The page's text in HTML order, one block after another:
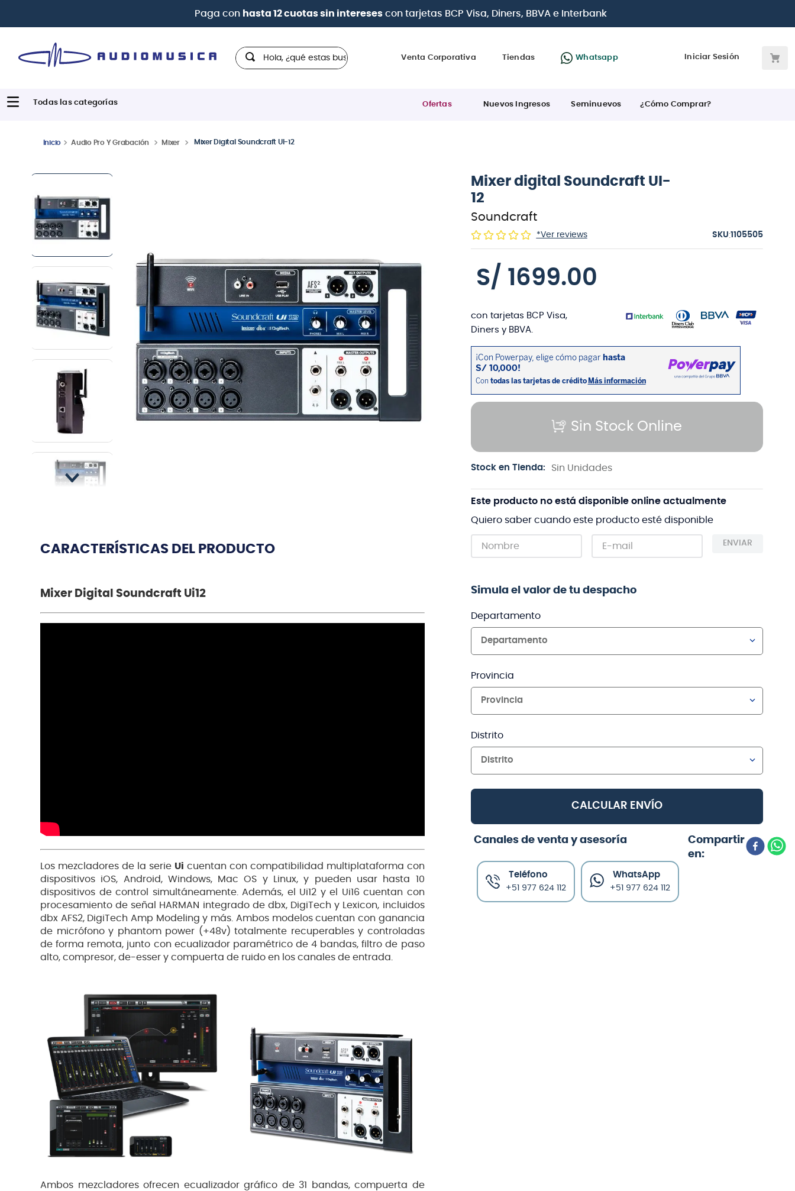
Paga con hasta 12 cuotas sin interesescon tarjetas BCP Visa, Diners, BBVA e Interbank
Hola, ¿qué estas buscando?
Venta Corporativa Tiendas Whatsapp Iniciar Sesión
Ofertas Nuevos Ingresos Seminuevos ¿Cómo Comprar?
Audio Pro Y Grabación Mixer Mixer Digital Soundcraft UI-12
CARACTERÍSTICAS DEL PRODUCTO
Mixer Digital Soundcraft Ui12
Los mezcladores de la serie Ui cuentan con compatibilidad multiplataforma con
dispositivos iOS, Android, Windows, Mac OS y Linux, y pueden usar hasta 10
dispositivos de control simultáneamente. Además, el Ui12 y el Ui16 cuentan con
procesamiento de señal HARMAN integrado de dbx, DigiTech y Lexicon, incluidos
dbx AFS2, DigiTech Amp Modeling y más. Ambos modelos cuentan con ganancia
de micrófono y phantom power (+48v) totalmente recuperables y controladas
de forma remota, junto con ecualizador paramétrico de 4 bandas, filtro de paso
alto, compresor, de-esser y compuerta de ruido en los canales de entrada.
Ambos mezcladores ofrecen ecualizador gráfico de 31 bandas, compuerta de
Mixer digital Soundcraft UI-
12
Soundcraft
*Ver reviews :1105505
S/ 1699.00
con tarjetas BCP Visa,
Diners y BBVA.
Sin Stock Online
Stock en Tienda: Sin Unidades
Este producto no está disponible online actualmente
Quiero saber cuando este producto esté disponible
ENVIAR
Simula el valor de tu despacho
Departamento
Departamento
Provincia
Provincia
Distrito
Distrito
CALCULAR ENVÍO
Canales de venta y asesoría
Teléfono
+51 977 624 112
WhatsApp
+51 977 624 112